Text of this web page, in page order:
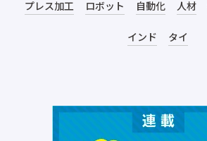
プレス加工 ロボット 自動化 人材
インド タイ